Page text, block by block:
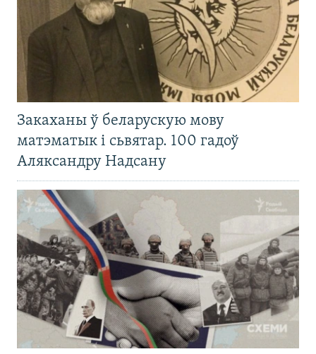
Закаханы ў беларускую мову
матэматык і сьвятар. 100 гадоў
Аляксандру Надсану